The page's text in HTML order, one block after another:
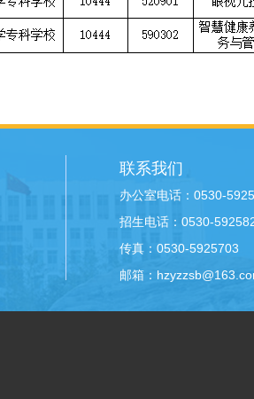
联系我们
办公室电话：0530-
招生电话：0530-
传真：0530-5925703
邮箱：